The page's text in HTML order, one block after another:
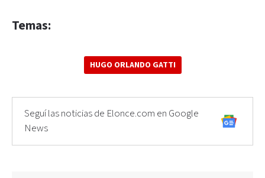
Temas:
HUGO ORLANDO GATTI
Seguí las noticias de Elonce.com en Google
News